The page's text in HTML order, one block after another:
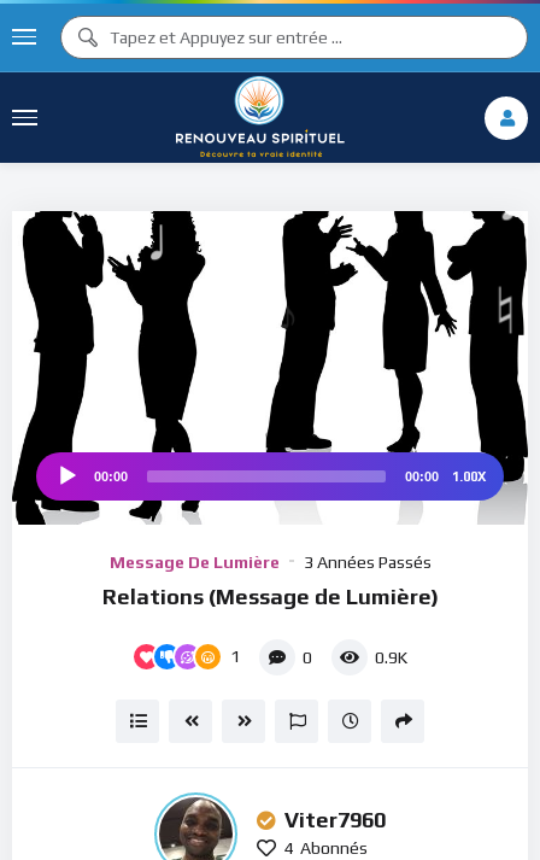
♫ ♩
♩
♪
♯ ♬
♫
♮
Audio
00:00 00:00 1.00X
Message De Lumière 3 Années Passés
Relations (Message de Lumière)
1 0 0.9K
Viter7960
4 Abonnés